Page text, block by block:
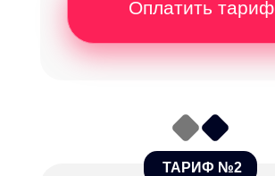
Оплатить тариф
ТАРИФ №2